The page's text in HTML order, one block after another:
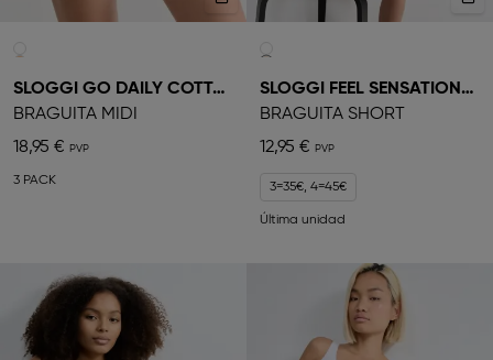
SLOGGI GO DAILY COTTON
BRAGUITA MIDI
18,95 €
3 PACK
SLOGGI FEEL SENSATIONAL
BRAGUITA SHORT
12,95 €
3=35€, 4=45€
Última unidad